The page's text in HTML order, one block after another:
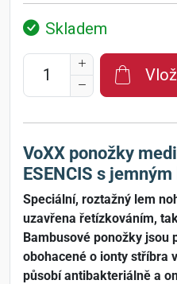
Skladem
VoXX ponožky
ESENCIS s
Speciální, roztažný lem
uzavřena řetízkováním,
Bambusové ponožky jsou
obohacené o ionty stříbra
působí antibakteriálně a